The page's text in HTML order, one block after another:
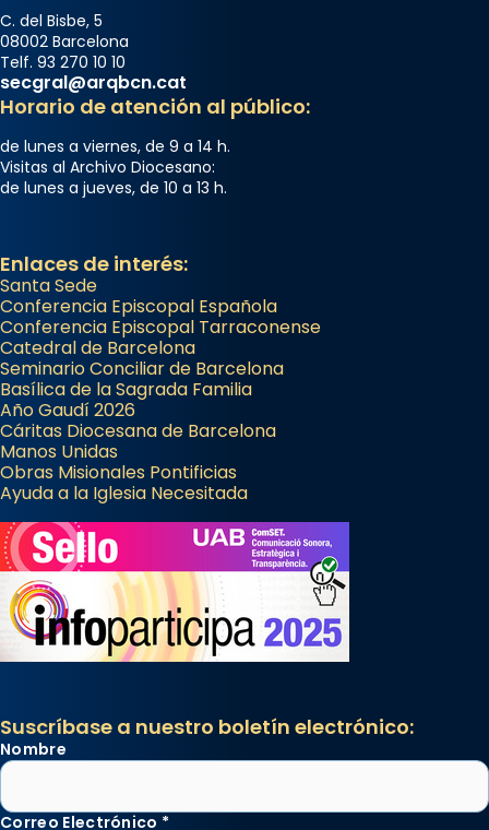
C. del Bisbe, 5
08002 Barcelona
Telf. 93 270 10 10
secgral@arqbcn.cat
Horario de atención al público:
de lunes a viernes, de 9 a 14 h.
Visitas al Archivo Diocesano:
de lunes a jueves, de 10 a 13 h.
Enlaces de interés:
Santa Sede
Conferencia Episcopal Española
Conferencia Episcopal Tarraconense
Catedral de Barcelona
Seminario Conciliar de Barcelona
Basílica de la Sagrada Familia
Año Gaudí 2026
Cáritas Diocesana de Barcelona
Manos Unidas
Obras Misionales Pontificias
Ayuda a la Iglesia Necesitada
Suscríbase a nuestro boletín electrónico:
Nombre
Correo Electrónico *